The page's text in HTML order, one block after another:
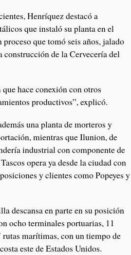
Henríquez destacó a
que instaló su planta en el
que tomó seis años, jalado
de la Cervecería del
hace conexión con otros
productivos”, explicó.
una planta de morteros y
mientras que Ilunion, de
industrial con componente de
opera ya desde la ciudad con
y clientes como Popeyes y
descansa en parte en su posición
ocho terminales portuarias, 11
marítimas, con un tiempo de
este de Estados Unidos.